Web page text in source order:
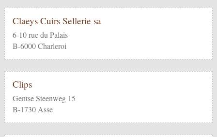
Claeys Cuirs Sellerie sa
6-10 rue du Palais
B-6000 Charleroi
Clips
Gentse Steenweg 15
B-1730 Asse